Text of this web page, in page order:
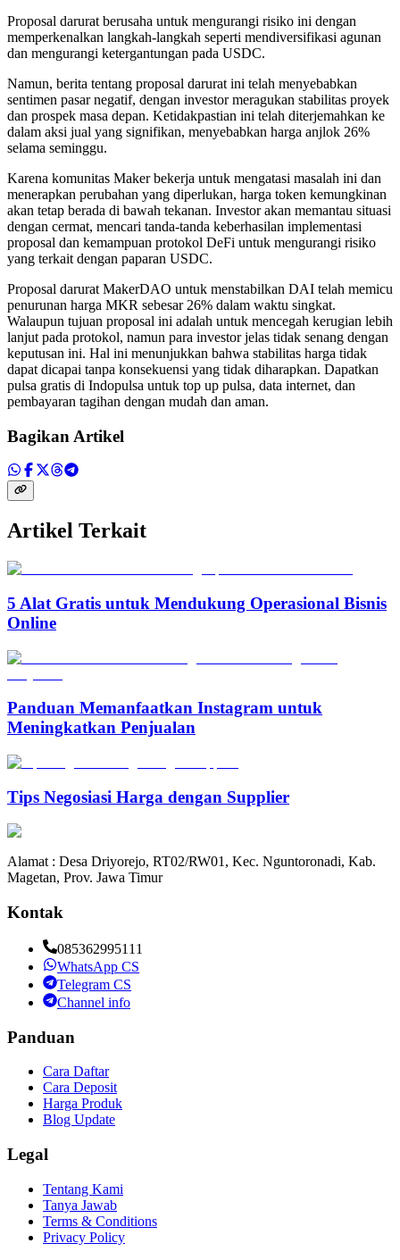
Proposal darurat berusaha untuk mengurangi risiko ini dengan
memperkenalkan langkah-langkah seperti mendiversifikasi agunan
dan mengurangi ketergantungan pada USDC.
Namun, berita tentang proposal darurat ini telah menyebabkan
sentimen pasar negatif, dengan investor meragukan stabilitas proyek
dan prospek masa depan. Ketidakpastian ini telah diterjemahkan ke
dalam aksi jual yang signifikan, menyebabkan harga anjlok 26%
selama seminggu.
Karena komunitas Maker bekerja untuk mengatasi masalah ini dan
menerapkan perubahan yang diperlukan, harga token kemungkinan
akan tetap berada di bawah tekanan. Investor akan memantau situasi
dengan cermat, mencari tanda-tanda keberhasilan implementasi
proposal dan kemampuan protokol DeFi untuk mengurangi risiko
yang terkait dengan paparan USDC.
Proposal darurat MakerDAO untuk menstabilkan DAI telah memicu
penurunan harga MKR sebesar 26% dalam waktu singkat.
Walaupun tujuan proposal ini adalah untuk mencegah kerugian lebih
lanjut pada protokol, namun para investor jelas tidak senang dengan
keputusan ini. Hal ini menunjukkan bahwa stabilitas harga tidak
dapat dicapai tanpa konsekuensi yang tidak diharapkan. Dapatkan
pulsa gratis di Indopulsa untuk top up pulsa, data internet, dan
pembayaran tagihan dengan mudah dan aman.
Bagikan Artikel
Artikel Terkait
5 Alat Gratis untuk Mendukung Operasional Bisnis
Online
Panduan Memanfaatkan Instagram untuk
Meningkatkan Penjualan
Tips Negosiasi Harga dengan Supplier
Alamat : Desa Driyorejo, RT02/RW01, Kec. Nguntoronadi, Kab.
Magetan, Prov. Jawa Timur
Kontak
085362995111
WhatsApp CS
Telegram CS
Channel info
Panduan
Cara Daftar
Cara Deposit
Harga Produk
Blog Update
Legal
Tentang Kami
Tanya Jawab
Terms & Conditions
Privacy Policy